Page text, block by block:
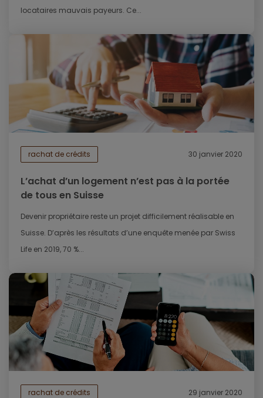
locataires mauvais payeurs. Ce...
rachat de crédits 30 janvier 2020
L’achat d’un logement n’est pas à la portée
de tous en Suisse
Devenir propriétaire reste un projet difficilement réalisable en
Suisse. D’après les résultats d’une enquête menée par Swiss
Life en 2019, 70 %...
rachat de crédits 29 janvier 2020